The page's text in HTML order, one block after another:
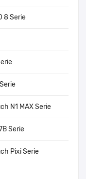
8 Serie
N1 MAX Serie
Serie
Pixi Serie